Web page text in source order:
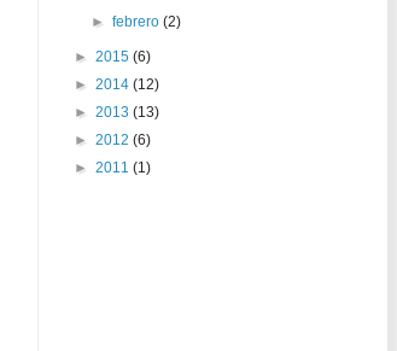
►febrero(2)
► 2015 (6)
► 2014 (12)
► 2013 (13)
► 2012 (6)
► 2011 (1)